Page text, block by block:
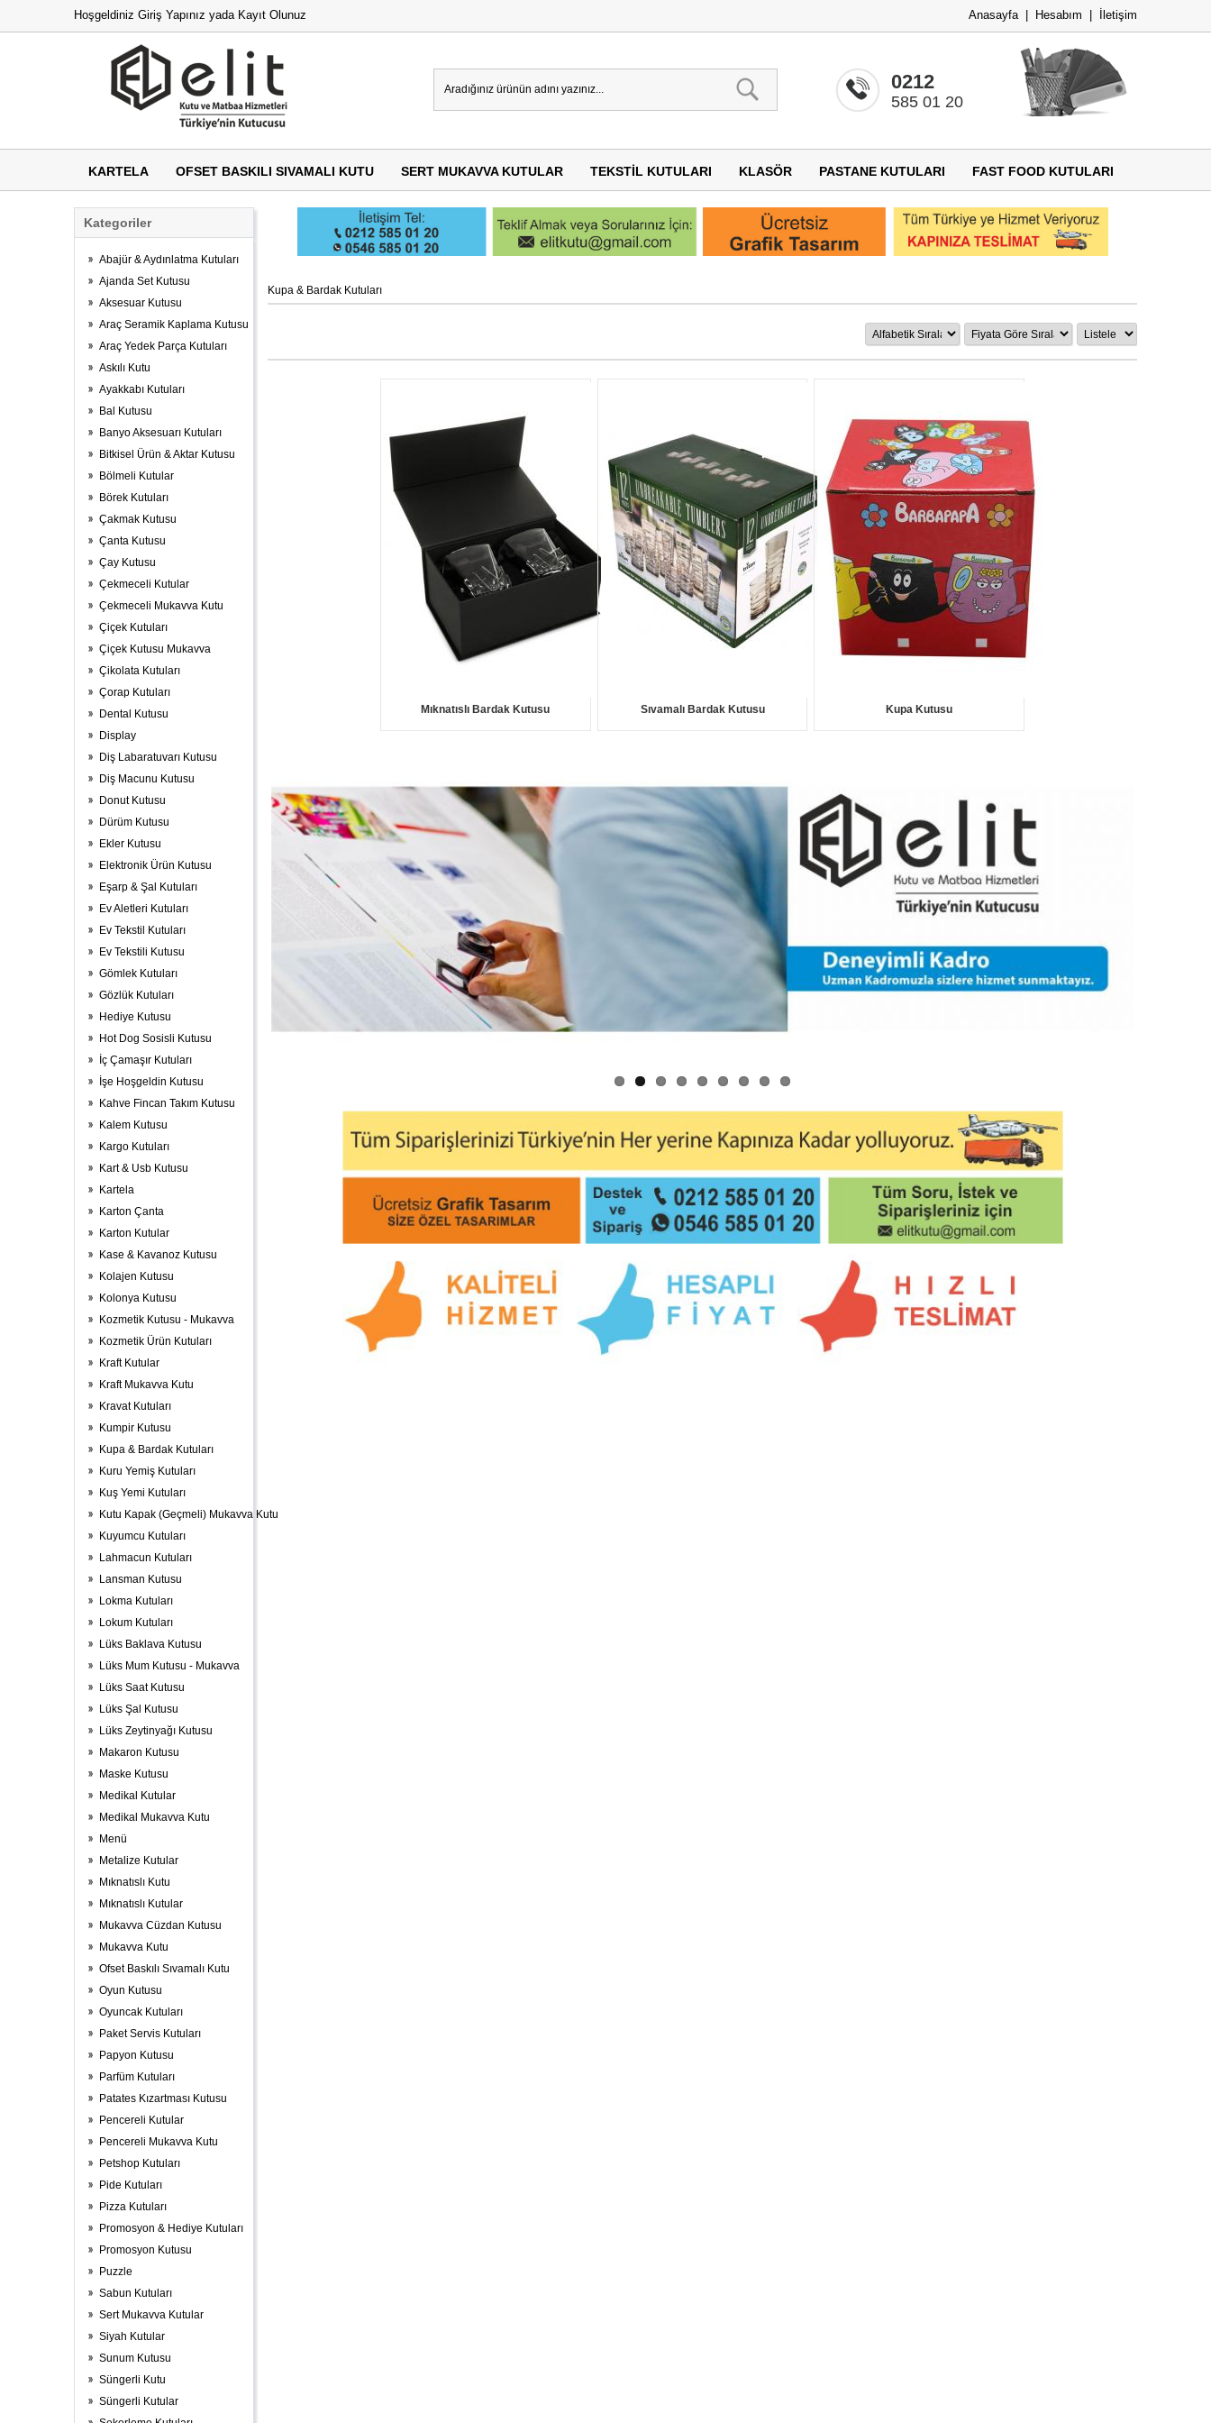
0212
585 01 20
Hoşgeldiniz Giriş Yapınız yada Kayıt Olunuz Anasayfa| Hesabım İletişim
KARTELA OFSET BASKILI SIVAMALI KUTU SERT MUKAVVA KUTULAR TEKSTIL KUTULARI KLASÖR PASTANE KUTULARI FAST FOOD KUTULARI
Kategoriler
Abajür & Aydınlatma Kutuları
Ajanda Set Kutusu
Aksesuar Kutusu
Araç Seramik Kaplama Kutusu
Araç Yedek Parça Kutuları
Askılı Kutu
Ayakkabı Kutuları
Bal Kutusu
Banyo Aksesuarı Kutuları
Bitkisel Ürün & Aktar Kutusu
Bölmeli Kutular
Börek Kutuları
Çakmak Kutusu
Çanta Kutusu
Çay Kutusu
Çekmeceli Kutular
Çekmeceli Mukavva Kutu
Çiçek Kutuları
Çiçek Kutusu Mukavva
Çikolata Kutuları
Çorap Kutuları
Dental Kutusu
Display
Diş Labaratuvarı Kutusu
Diş Macunu Kutusu
Donut Kutusu
Dürüm Kutusu
Ekler Kutusu
Elektronik Ürün Kutusu
Eşarp & Şal Kutuları
Ev Aletleri Kutuları
Ev Tekstil Kutuları
Ev Tekstili Kutusu
Gömlek Kutuları
Gözlük Kutuları
Hediye Kutusu
Hot Dog Sosisli Kutusu
İç Çamaşır Kutuları
İşe Hoşgeldin Kutusu
Kahve Fincan Takım Kutusu
Kalem Kutusu
Kargo Kutuları
Kart & Usb Kutusu
Kartela
Karton Çanta
Karton Kutular
Kase & Kavanoz Kutusu
Kolajen Kutusu
Kolonya Kutusu
Kozmetik Kutusu - Mukavva
Kozmetik Ürün Kutuları
Kraft Kutular
Kraft Mukavva Kutu
Kravat Kutuları
Kumpir Kutusu
Kupa & Bardak Kutuları
Kuru Yemiş Kutuları
Kuş Yemi Kutuları
Kutu Kapak (Geçmeli) Mukavva Kutu
Kuyumcu Kutuları
Lahmacun Kutuları
Lansman Kutusu
Lokma Kutuları
Lokum Kutuları
Lüks Baklava Kutusu
Lüks Mum Kutusu - Mukavva
Lüks Saat Kutusu
Lüks Şal Kutusu
Lüks Zeytinyağı Kutusu
Makaron Kutusu
Maske Kutusu
Medikal Kutular
Medikal Mukavva Kutu
Menü
Metalize Kutular
Mıknatıslı Kutu
Mıknatıslı Kutular
Mukavva Cüzdan Kutusu
Mukavva Kutu
Ofset Baskılı Sıvamalı Kutu
Oyun Kutusu
Oyuncak Kutuları
Paket Servis Kutuları
Papyon Kutusu
Parfüm Kutuları
Patates Kızartması Kutusu
Pencereli Kutular
Pencereli Mukavva Kutu
Petshop Kutuları
Pide Kutuları
Pizza Kutuları
Promosyon & Hediye Kutuları
Promosyon Kutusu
Puzzle
Sabun Kutuları
Sert Mukavva Kutular
Siyah Kutular
Sunum Kutusu
Süngerli Kutu
Süngerli Kutular
Kupa & Bardak Kutuları
Mıknatıslı Bardak Kutusu Sıvamalı Bardak Kutusu Kupa Kutusu